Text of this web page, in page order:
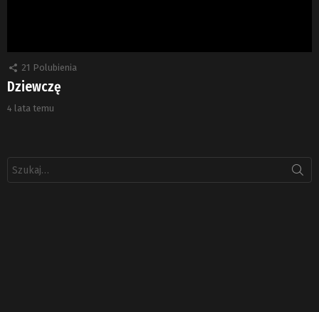
21 Polubienia
Dziewczę
4 lata temu